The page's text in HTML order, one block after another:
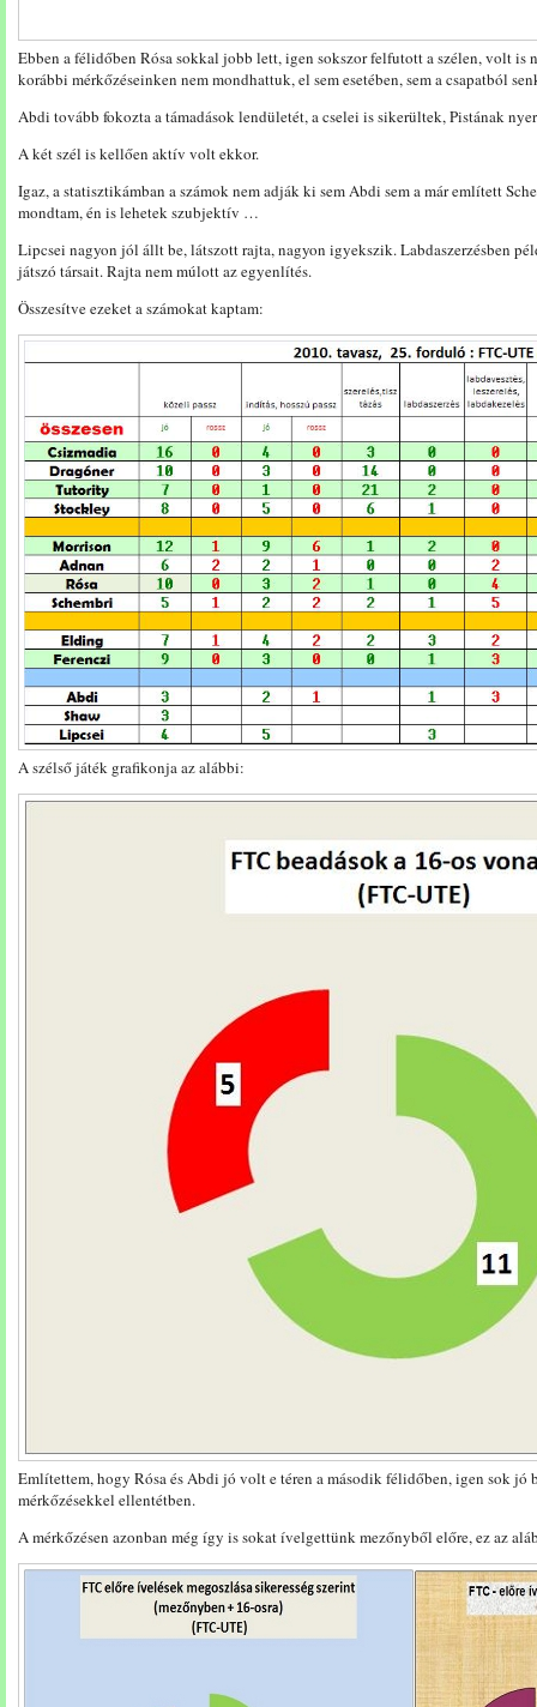
Ebben a félidőben Rósa sokkal jobb lett, igen sokszor felfutott a szélen, volt is
korábbi mérkőzéseinken nem mondhattuk, el sem esetében, sem a csapatból
Abdi tovább fokozta a támadások lendületét, a cselei is sikerültek, Pistának
A két szél is kellően aktív volt ekkor.
Igaz, a statisztikámban a számok nem adják ki sem Abdi sem a már említett
mondtam, én is lehetek szubjektív …
Lipcsei nagyon jól állt be, látszott rajta, nagyon igyekszik. Labdaszerzésben
játszó társait. Rajta nem múlott az egyenlítés.
Összesítve ezeket a számokat kaptam:
A szélső játék grafikonja az alábbi:
Említettem, hogy Rósa és Abdi jó volt e téren a második félidőben, igen sok jó
mérkőzésekkel ellentétben.
A mérkőzésen azonban még így is sokat ívelgettünk mezőnyből előre, ez az